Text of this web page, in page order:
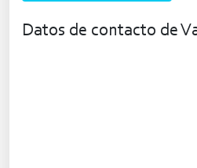
Datos de contacto de